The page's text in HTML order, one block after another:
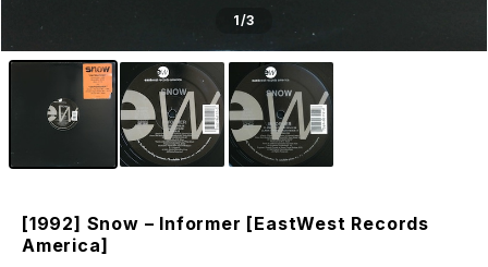
1/3
[1992] Snow – Informer [EastWest Records
America]